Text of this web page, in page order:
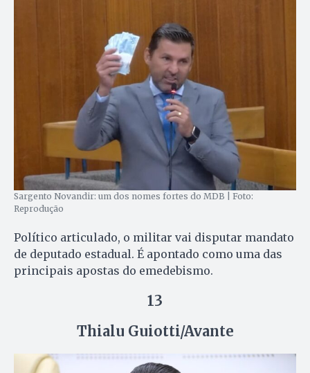
Sargento Novandir: um dos nomes fortes do MDB | Foto:
Reprodução
Político articulado, o militar vai disputar mandato
de deputado estadual. É apontado como uma das
principais apostas do emedebismo.
13
Thialu Guiotti/Avante